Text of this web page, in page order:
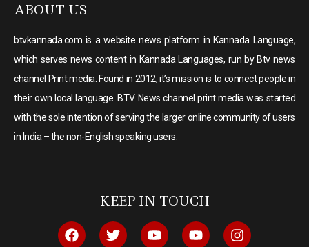
ABOUT US
btvkannada.com is a website news platform in Kannada Language,
which serves news content in Kannada Languages, run by Btv news
channel Print media. Found in 2012, it’s mission is to connect people in
their own local language. BTV News channel print media was started
with the sole intention of serving the larger online community of users
in India – the non-English speaking users.
KEEP IN TOUCH